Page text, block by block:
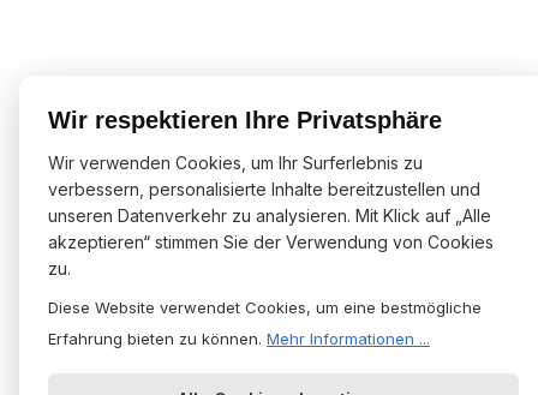
Wir respektieren Ihre Privatsphäre
Wir verwenden Cookies, um Ihr Surferlebnis zu
verbessern, personalisierte Inhalte bereitzustellen und
unseren Datenverkehr zu analysieren. Mit Klick auf „Alle
akzeptieren“ stimmen Sie der Verwendung von Cookies
zu.
Diese Website verwendet Cookies, um eine bestmögliche
Erfahrung bieten zu können. Mehr Informationen ...